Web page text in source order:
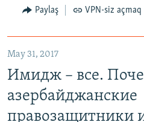
Paylaş VPN-siz açmaq
May 31, 2017
Имидж – все.
азербайджанские
правозащитники